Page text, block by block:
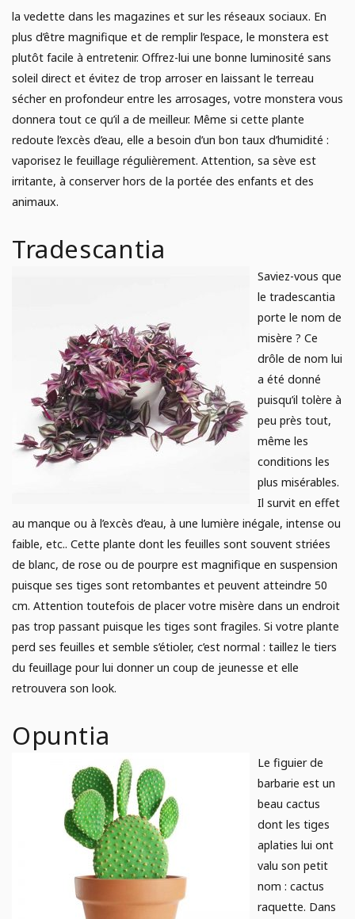
la vedette dans les magazines et sur les réseaux sociaux. En
plus d’être magnifique et de remplir l’espace, le monstera est
plutôt facile à entretenir. Offrez-lui une bonne luminosité sans
soleil direct et évitez de trop arroser en laissant le terreau
sécher en profondeur entre les arrosages, votre monstera vous
donnera tout ce qu’il a de meilleur. Même si cette plante
redoute l’excès d’eau, elle a besoin d’un bon taux d’humidité :
vaporisez le feuillage régulièrement. Attention, sa sève est
irritante, à conserver hors de la portée des enfants et des
animaux.
Tradescantia
Saviez-vous que
le tradescantia
porte le nom de
misère ? Ce
drôle de nom lui
a été donné
puisqu’il tolère à
peu près tout,
même les
conditions les
plus misérables.
Il survit en effet
au manque ou à l’excès d’eau, à une lumière inégale, intense ou
faible, etc.. Cette plante dont les feuilles sont souvent striées
de blanc, de rose ou de pourpre est magnifique en suspension
puisque ses tiges sont retombantes et peuvent atteindre 50
cm. Attention toutefois de placer votre misère dans un endroit
pas trop passant puisque les tiges sont fragiles. Si votre plante
perd ses feuilles et semble s’étioler, c’est normal : taillez le tiers
du feuillage pour lui donner un coup de jeunesse et elle
retrouvera son look.
Opuntia
Le figuier de
barbarie est un
beau cactus
dont les tiges
aplaties lui ont
valu son petit
nom : cactus
raquette. Dans